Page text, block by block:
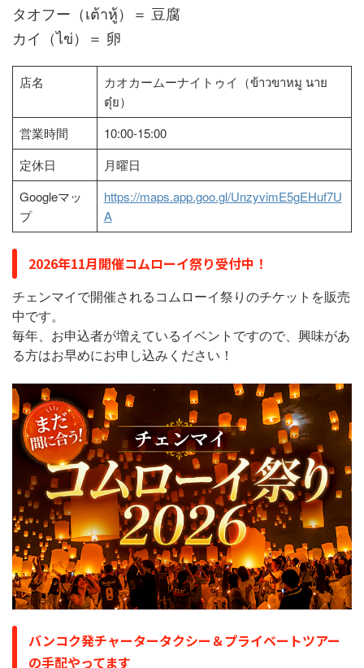
タオフー（เต้าหู้）＝ 豆腐
カイ（ไข่）＝ 卵
店名
カオカームーナイトゥイ（ข้าวขาหมู นาย
ตุ๋ย）
営業時間
10:00-15:00
定休日
月曜日
Googleマッ
プ
https://maps.app.goo.gl/UnzyvimE5gEHuf7U
A
2026年11月開催コムローイ祭り受付中！
チェンマイで開催されるコムローイ祭りのチケットを販売
中です。
毎年、お申込者が増えているイベントですので、興味があ
る方はお早めにお申し込みください！
バンコク発チャータータクシー＆プライベートツアー
の手配やってます